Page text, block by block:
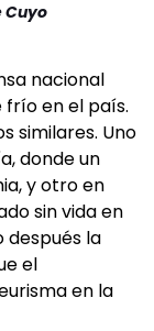
Cuyo
nacional
en el país.
similares. Uno
donde un
y otro en
sin vida en
después la
el
en la